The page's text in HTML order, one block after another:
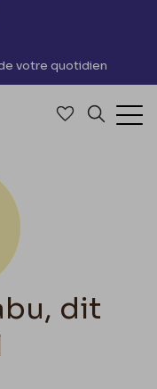
votre quotidien
Accéder à
dit